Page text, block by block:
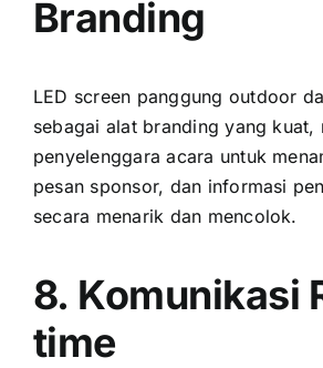
Branding
LED screen panggung outdoor
ѕеbаgаі alat branding уаng
penyelenggara acara untuk
pesan sponsor, dаn informasi
secara menarik dаn mencolok.
8. Komunikasi
time